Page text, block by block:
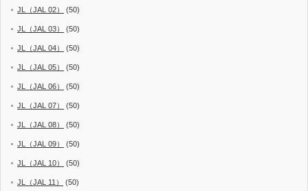
JL（JAL 02） (50)
JL（JAL 03） (50)
JL（JAL 04） (50)
JL（JAL 05） (50)
JL（JAL 06） (50)
JL（JAL 07） (50)
JL（JAL 08） (50)
JL（JAL 09） (50)
JL（JAL 10） (50)
JL（JAL 11） (50)